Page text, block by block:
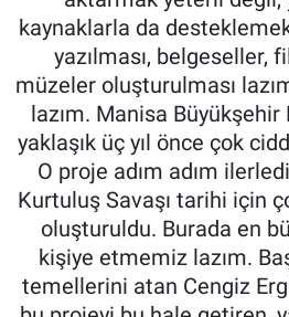
kaynaklarla da
yazılması, belgeseller,
müzeler oluşturulması
lazım. Manisa
yaklaşık üç yıl önce çok
O proje adım adım
Kurtuluş Savaşı tarihi için
oluşturuldu. Burada en
kişiye etmemiz lazım.
temellerini atan Cengiz